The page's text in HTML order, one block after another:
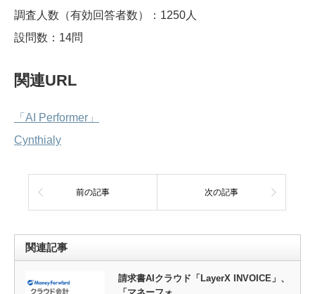
調査人数（有効回答者数）：1250人
設問数：14問
関連URL
「AI Performer」
Cynthialy
前の記事 次の記事
関連記事
請求書AIクラウド「LayerX INVOICE」、